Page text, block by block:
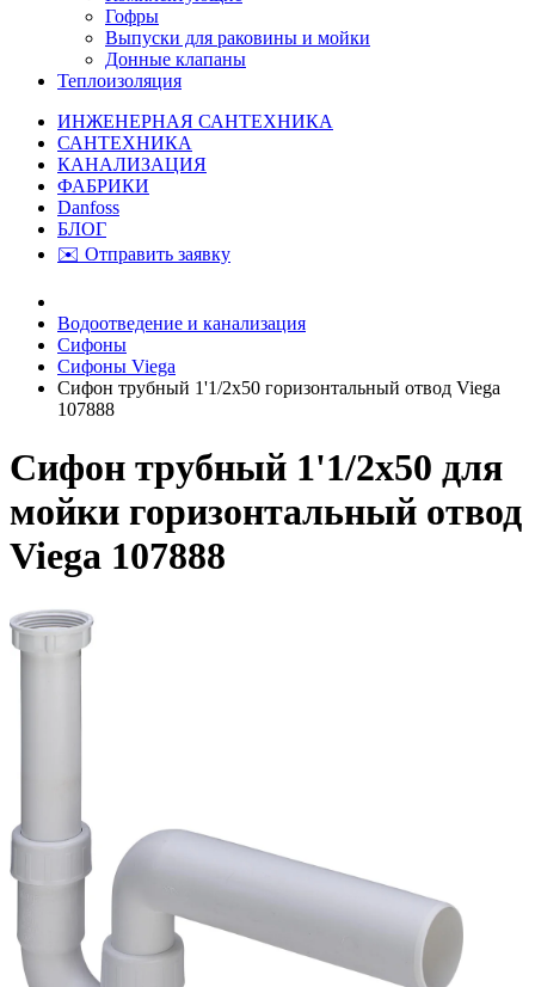
Гофры
Выпуски для раковины и мойки
Донные клапаны
Теплоизоляция
ИНЖЕНЕРНАЯ САНТЕХНИКА
САНТЕХНИКА
КАНАЛИЗАЦИЯ
ФАБРИКИ
Danfoss
БЛОГ
✉️ Отправить заявку
Водоотведение и канализация
Сифоны
Сифоны Viega
Сифон трубный 1'1/2х50 горизонтальный отвод Viega
107888
Сифон трубный 1'1/2х50 для
мойки горизонтальный отвод
Viega 107888